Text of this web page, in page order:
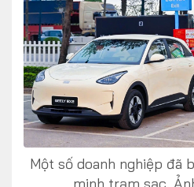
Một số doanh nghiệp đã